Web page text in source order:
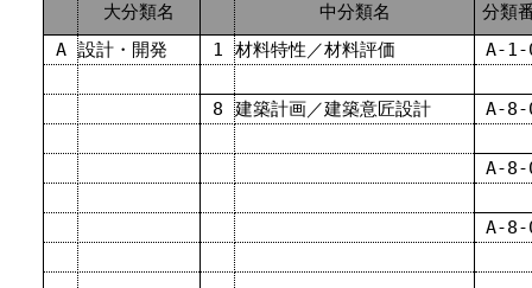
大分類名 中分類名
分類
A
設計・開発 1 材料特性／材料評価 A-1-
8 建築計画／建築意匠設計 A-8-
A-8-
A-8-